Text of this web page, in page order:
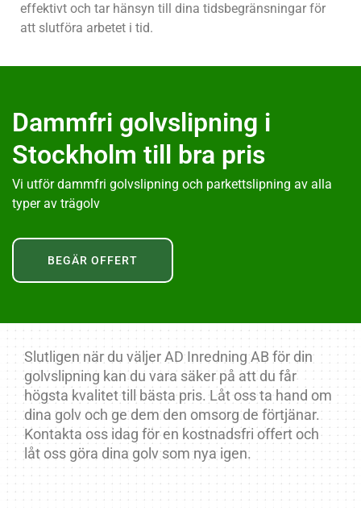
effektivt och tar hänsyn till dina tidsbegränsningar för
att slutföra arbetet i tid.
Dammfri golvslipning i
Stockholm till bra pris
Vi utför dammfri golvslipning och parkettslipning av alla
typer av trägolv
BEGÄR OFFERT
Slutligen när du väljer AD Inredning AB för din
golvslipning kan du vara säker på att du får
högsta kvalitet till bästa pris. Låt oss ta hand om
dina golv och ge dem den omsorg de förtjänar.
Kontakta oss idag för en kostnadsfri offert och
låt oss göra dina golv som nya igen.